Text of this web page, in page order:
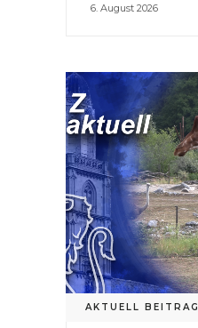
6. August 2026
AKTUELL BEITRAG